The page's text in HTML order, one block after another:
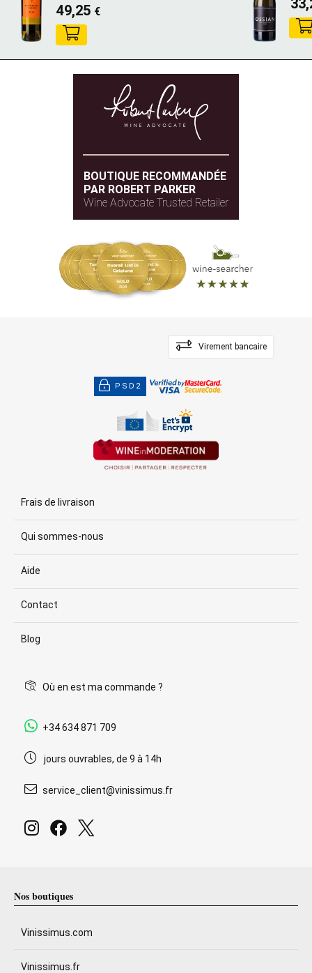
49,25 €
BOUTIQUE RECOMMANDÉE
PAR ROBERT PARKER
Wine Advocate Trusted Retailer
Virement bancaire
PSD2
Frais de livraison
Qui sommes-nous
Aide
Contact
Blog
Où en est ma commande ?
+34 634 871 709
jours ouvrables, de 9 à 14h
service_client@vinissimus.fr
Nos boutiques
Vinissimus.com
Vinissimus.fr